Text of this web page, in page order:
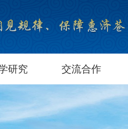
研究 交流合作